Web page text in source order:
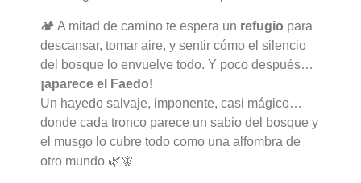
🏕️ A mitad de camino te espera un refugio para
descansar, tomar aire, y sentir cómo el silencio
del bosque lo envuelve todo. Y poco después…
¡aparece el Faedo!
Un hayedo salvaje, imponente, casi mágico…
donde cada tronco parece un sabio del bosque y
el musgo lo cubre todo como una alfombra de
otro mundo 🌿🧚